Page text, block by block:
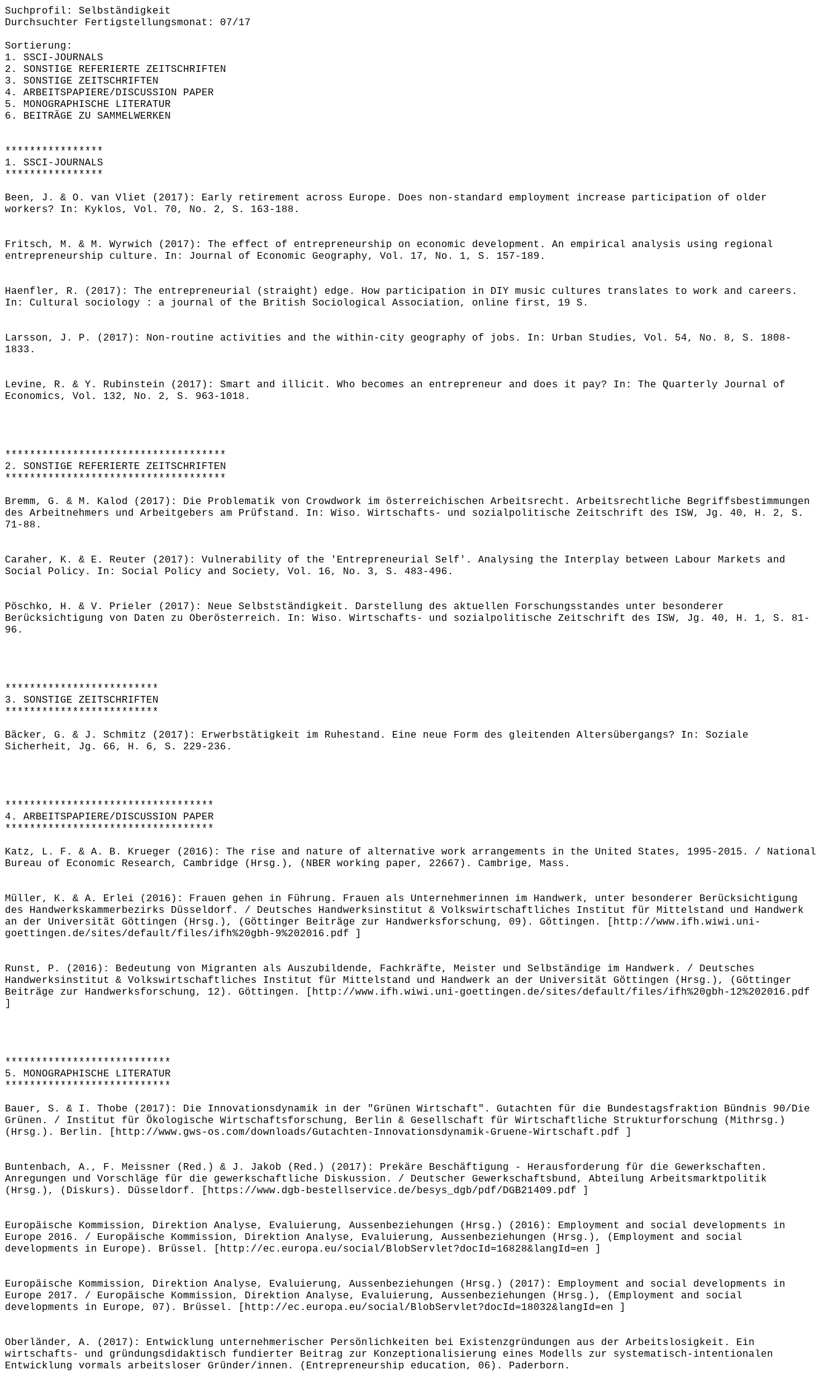
Suchprofil: Selbständigkeit
Durchsuchter Fertigstellungsmonat: 07/17
Sortierung:
1. SSCI-JOURNALS
2. SONSTIGE REFERIERTE ZEITSCHRIFTEN
3. SONSTIGE ZEITSCHRIFTEN
4. ARBEITSPAPIERE/DISCUSSION PAPER
5. MONOGRAPHISCHE LITERATUR
6. BEITRÄGE ZU SAMMELWERKEN
****************
1. SSCI-JOURNALS
****************
Been, J. & O. van Vliet (2017): Early retirement across Europe. Does non-standard employment increase participation of older
workers? In: Kyklos, Vol. 70, No. 2, S. 163-188.
Fritsch, M. & M. Wyrwich (2017): The effect of entrepreneurship on economic development. An empirical analysis using regional
entrepreneurship culture. In: Journal of Economic Geography, Vol. 17, No. 1, S. 157-189.
Haenfler, R. (2017): The entrepreneurial (straight) edge. How participation in DIY music cultures translates to work and careers.
In: Cultural sociology : a journal of the British Sociological Association, online first, 19 S.
Larsson, J. P. (2017): Non-routine activities and the within-city geography of jobs. In: Urban Studies, Vol. 54, No. 8, S. 1808-
1833.
Levine, R. & Y. Rubinstein (2017): Smart and illicit. Who becomes an entrepreneur and does it pay? In: The Quarterly Journal of
Economics, Vol. 132, No. 2, S. 963-1018.
************************************
2. SONSTIGE REFERIERTE ZEITSCHRIFTEN
************************************
Bremm, G. & M. Kalod (2017): Die Problematik von Crowdwork im österreichischen Arbeitsrecht. Arbeitsrechtliche Begriffsbestimmungen
des Arbeitnehmers und Arbeitgebers am Prüfstand. In: Wiso. Wirtschafts- und sozialpolitische Zeitschrift des ISW, Jg. 40, H. 2, S.
71-88.
Caraher, K. & E. Reuter (2017): Vulnerability of the 'Entrepreneurial Self'. Analysing the Interplay between Labour Markets and
Social Policy. In: Social Policy and Society, Vol. 16, No. 3, S. 483-496.
Pöschko, H. & V. Prieler (2017): Neue Selbstständigkeit. Darstellung des aktuellen Forschungsstandes unter besonderer
Berücksichtigung von Daten zu Oberösterreich. In: Wiso. Wirtschafts- und sozialpolitische Zeitschrift des ISW, Jg. 40, H. 1, S. 81-
96.
*************************
3. SONSTIGE ZEITSCHRIFTEN
*************************
Bäcker, G. & J. Schmitz (2017): Erwerbstätigkeit im Ruhestand. Eine neue Form des gleitenden Altersübergangs? In: Soziale
Sicherheit, Jg. 66, H. 6, S. 229-236.
**********************************
4. ARBEITSPAPIERE/DISCUSSION PAPER
**********************************
Katz, L. F. & A. B. Krueger (2016): The rise and nature of alternative work arrangements in the United States, 1995-2015. / National
Bureau of Economic Research, Cambridge (Hrsg.), (NBER working paper, 22667). Cambrige, Mass.
Müller, K. & A. Erlei (2016): Frauen gehen in Führung. Frauen als Unternehmerinnen im Handwerk, unter besonderer Berücksichtigung
des Handwerkskammerbezirks Düsseldorf. / Deutsches Handwerksinstitut & Volkswirtschaftliches Institut für Mittelstand und Handwerk
an der Universität Göttingen (Hrsg.), (Göttinger Beiträge zur Handwerksforschung, 09). Göttingen. [http://www.ifh.wiwi.uni-
goettingen.de/sites/default/files/ifh%20gbh-9%202016.pdf ]
Runst, P. (2016): Bedeutung von Migranten als Auszubildende, Fachkräfte, Meister und Selbständige im Handwerk. / Deutsches
Handwerksinstitut & Volkswirtschaftliches Institut für Mittelstand und Handwerk an der Universität Göttingen (Hrsg.), (Göttinger
Beiträge zur Handwerksforschung, 12). Göttingen. [http://www.ifh.wiwi.uni-goettingen.de/sites/default/files/ifh%20gbh-12%202016.pdf
]
***************************
5. MONOGRAPHISCHE LITERATUR
***************************
Bauer, S. & I. Thobe (2017): Die Innovationsdynamik in der "Grünen Wirtschaft". Gutachten für die Bundestagsfraktion Bündnis 90/Die
Grünen. / Institut für Ökologische Wirtschaftsforschung, Berlin & Gesellschaft für Wirtschaftliche Strukturforschung (Mithrsg.)
(Hrsg.). Berlin. [http://www.gws-os.com/downloads/Gutachten-Innovationsdynamik-Gruene-Wirtschaft.pdf ]
Buntenbach, A., F. Meissner (Red.) & J. Jakob (Red.) (2017): Prekäre Beschäftigung - Herausforderung für die Gewerkschaften.
Anregungen und Vorschläge für die gewerkschaftliche Diskussion. / Deutscher Gewerkschaftsbund, Abteilung Arbeitsmarktpolitik
(Hrsg.), (Diskurs). Düsseldorf. [https://www.dgb-bestellservice.de/besys_dgb/pdf/DGB21409.pdf ]
Europäische Kommission, Direktion Analyse, Evaluierung, Aussenbeziehungen (Hrsg.) (2016): Employment and social developments in
Europe 2016. / Europäische Kommission, Direktion Analyse, Evaluierung, Aussenbeziehungen (Hrsg.), (Employment and social
developments in Europe). Brüssel. [http://ec.europa.eu/social/BlobServlet?docId=16828&langId=en ]
Europäische Kommission, Direktion Analyse, Evaluierung, Aussenbeziehungen (Hrsg.) (2017): Employment and social developments in
Europe 2017. / Europäische Kommission, Direktion Analyse, Evaluierung, Aussenbeziehungen (Hrsg.), (Employment and social
developments in Europe, 07). Brüssel. [http://ec.europa.eu/social/BlobServlet?docId=18032&langId=en ]
Oberländer, A. (2017): Entwicklung unternehmerischer Persönlichkeiten bei Existenzgründungen aus der Arbeitslosigkeit. Ein
wirtschafts- und gründungsdidaktisch fundierter Beitrag zur Konzeptionalisierung eines Modells zur systematisch-intentionalen
Entwicklung vormals arbeitsloser Gründer/innen. (Entrepreneurship education, 06). Paderborn.